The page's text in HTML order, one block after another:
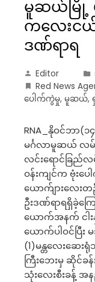
မူဆယ်မြို့
ကလေးင
ဒဏ်ရာရ
Editor
Red News
ပေါက်ကွဲမှု, မူဆယ်,
RNA_နိုဝင်ဘာ(၁
မင်္ဂလာမူဆယ် လမ်
လင်းရောင်ခြည်လ
ဝန်းကျင်က ဗုံးပ
ယောက်ျားလေးတ
ဦးဒဏ်ရာရရှိခဲ့ကြ
ယောက်အနက် ငါ
ယောက်ပါဝင်ပြီ
(1)မန္တလေးဆေ
ကြီးဘေးမှ ဆိုင်ခ
သုံးလေးစီးခန့်